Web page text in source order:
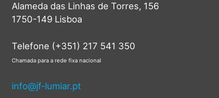
Alameda das Linhas de Torres, 156
1750-149 Lisboa
Telefone (+351) 217 541 350
Chamada para a rede fixa nacional
info@jf-lumiar.pt